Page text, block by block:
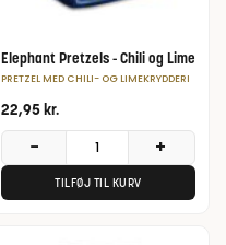
Elephant Pretzels - Chili og Lime
PRETZEL MED CHILI- OG LIMEKRYDDERI
22,95kr.
− +
TILFØJ TIL KURV